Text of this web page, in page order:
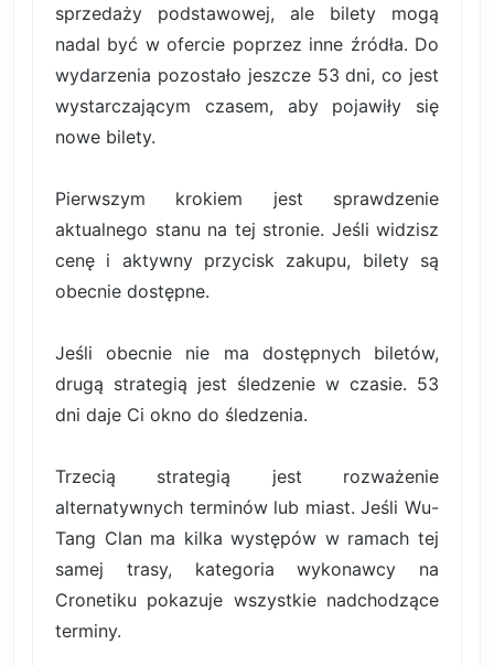
sprzedaży podstawowej, ale bilety mogą
nadal być w ofercie poprzez inne źródła. Do
wydarzenia pozostało jeszcze 53 dni, co jest
wystarczającym czasem, aby pojawiły się
nowe bilety.
Pierwszym krokiem jest sprawdzenie
aktualnego stanu na tej stronie. Jeśli widzisz
cenę i aktywny przycisk zakupu, bilety są
obecnie dostępne.
Jeśli obecnie nie ma dostępnych biletów,
drugą strategią jest śledzenie w czasie. 53
dni daje Ci okno do śledzenia.
Trzecią strategią jest rozważenie
alternatywnych terminów lub miast. Jeśli Wu-
Tang Clan ma kilka występów w ramach tej
samej trasy, kategoria wykonawcy na
Cronetiku pokazuje wszystkie nadchodzące
terminy.